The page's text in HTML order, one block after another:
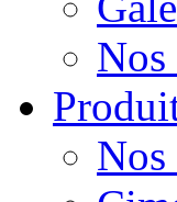
Nos
Nos